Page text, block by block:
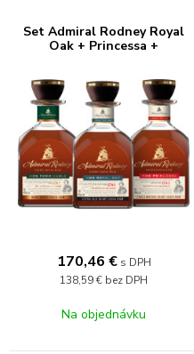
Set Admiral Rodney Royal
Oak + Princessa +
170,46 € s DPH
138,59 € bez DPH
Na objednávku